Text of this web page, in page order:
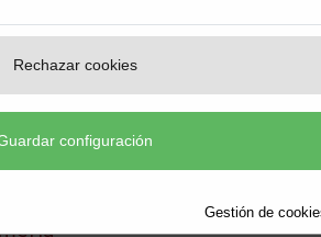
Rechazar cookies
configuración
Gestión de
de Administración
libre acceso, así como la
en soporte papel.
Oficina.
ayudar a contactar y